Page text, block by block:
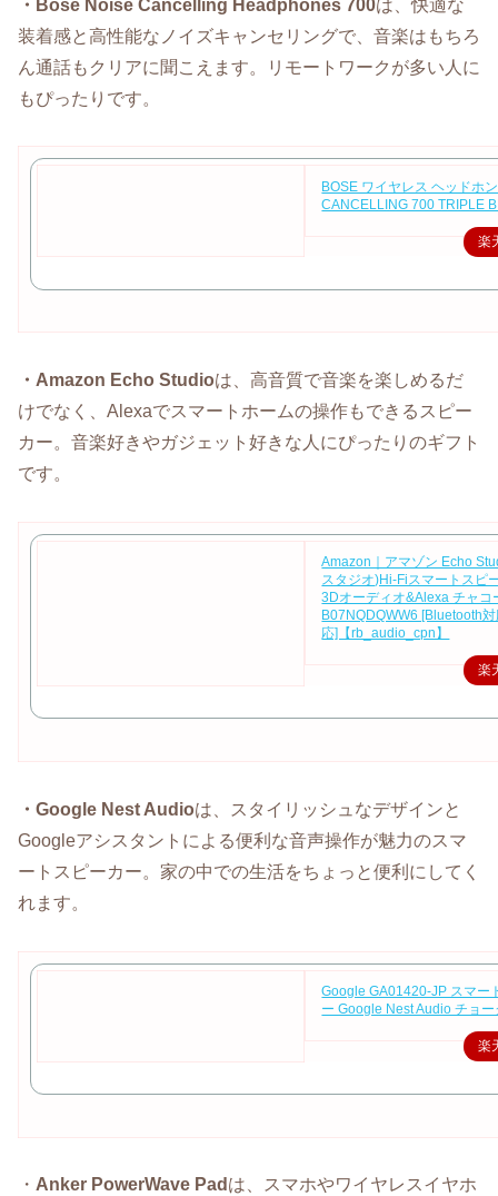
・Bose Noise Cancelling Headphones 700は、快適な
装着感と高性能なノイズキャンセリングで、音楽はもちろ
ん通話もクリアに聞こえます。リモートワークが多い人に
もぴったりです。
BOSE ワイヤレス ヘッドホ
CANCELLING 700 TRIPLE
楽
・Amazon Echo Studioは、高音質で音楽を楽しめるだ
けでなく、Alexaでスマートホームの操作もできるスピー
カー。音楽好きやガジェット好きな人にぴったりのギフト
です。
Amazon｜アマゾン Echo
スタジオ)Hi-Fiスマートスピ
3Dオーディオ&Alexa チャコ
B07NQDQWW6 [Bluetooth
応]【rb_audio_cpn】
楽
・Google Nest Audioは、スタイリッシュなデザインと
Googleアシスタントによる便利な音声操作が魅力のスマ
ートスピーカー。家の中での生活をちょっと便利にしてく
れます。
Google GA01420-JP スマー
ー Google Nest Audio チョー
楽
・ Anker PowerWave Pad は、スマホやワイヤレスイヤホ